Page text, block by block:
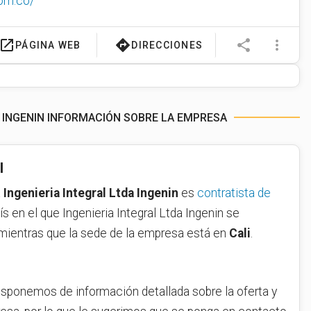
PÁGINA WEB directions DIRECCIONES share more_vert
INFORMACIÓN SOBRE LA EMPRESA
Ingenieria Integral Ltda Ingenin es contratista de
en el que Ingenieria Integral Ltda Ingenin se
que la sede de la empresa está en Cali
de información detallada sobre la oferta y